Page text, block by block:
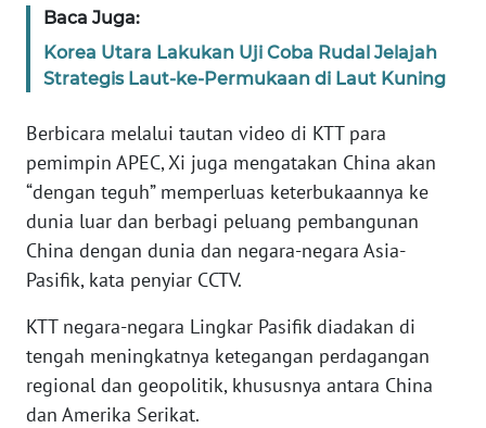
Baca Juga:
Korea Utara Lakukan Uji Coba Rudal Jelajah
Strategis Laut-ke-Permukaan di Laut Kuning
Berbicara melalui tautan video di KTT para
pemimpin APEC, Xi juga mengatakan China akan
“dengan teguh” memperluas keterbukaannya ke
dunia luar dan berbagi peluang pembangunan
China dengan dunia dan negara-negara Asia-
Pasifik, kata penyiar CCTV.
KTT negara-negara Lingkar Pasifik diadakan di
tengah meningkatnya ketegangan perdagangan
regional dan geopolitik, khususnya antara China
dan Amerika Serikat.
WN
SERAMBI
WN
JAMBI
WN
SULTRA
NTB
WN
SULTENG